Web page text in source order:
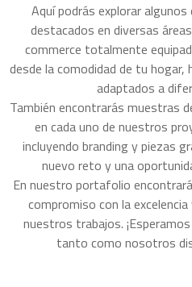
Aquí podrás explorar
destacados en diversas
commerce totalmente
desde la comodidad de tu
adaptados a
También encontrarás muestras
en cada uno de nuestros
incluyendo branding y piezas
nuevo reto y una
En nuestro portafolio
compromiso con la
nuestros trabajos.
tanto como nosotros